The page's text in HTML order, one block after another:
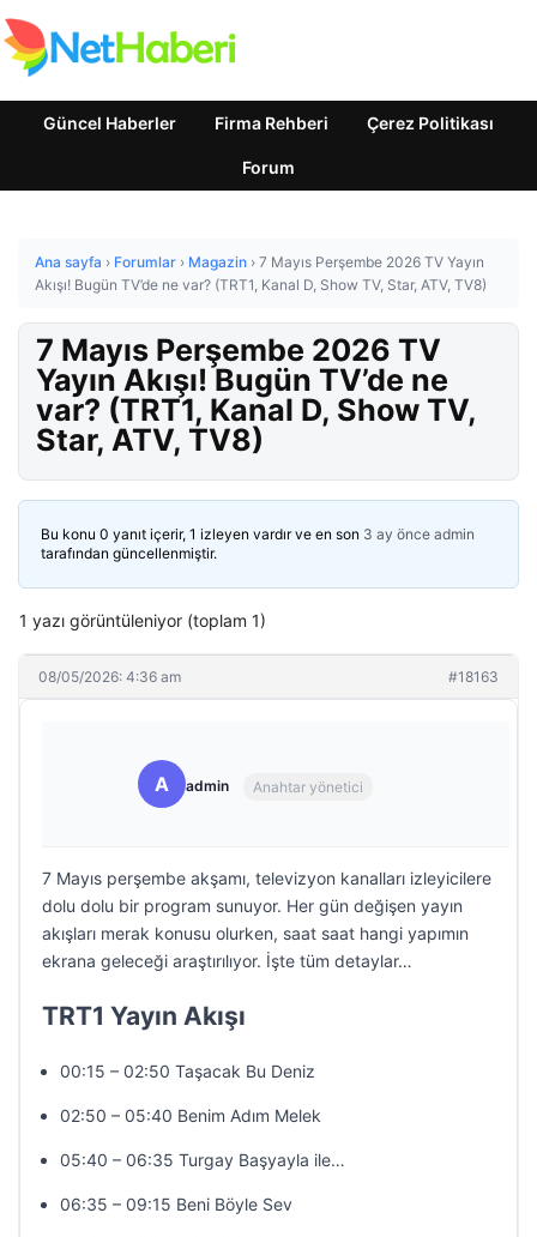
Güncel Haberler Firma Rehberi Çerez Politikası
Forum
Ana sayfa › Forumlar › Magazin › 7 Mayıs Perşembe 2026 TV Yayın
Akışı! Bugün TV’de ne var? (TRT1, Kanal D, Show TV, Star, ATV, TV8)
7 Mayıs Perşembe 2026 TV
Yayın Akışı! Bugün TV’de ne
var? (TRT1, Kanal D, Show TV,
Star, ATV, TV8)
Bu konu 0 yanıt içerir, 1 izleyen vardır ve en son 3 ay önce admin
tarafından güncellenmiştir.
1 yazı görüntüleniyor (toplam 1)
08/05/2026: 4:36 am #18163
A admin Anahtar yönetici
7 Mayıs perşembe akşamı, televizyon kanalları izleyicilere
dolu dolu bir program sunuyor. Her gün değişen yayın
akışları merak konusu olurken, saat saat hangi yapımın
ekrana geleceği araştırılıyor. İşte tüm detaylar…
TRT1 Yayın Akışı
00:15 – 02:50 Taşacak Bu Deniz
02:50 – 05:40 Benim Adım Melek
05:40 – 06:35 Turgay Başyayla ile…
06:35 – 09:15 Beni Böyle Sev